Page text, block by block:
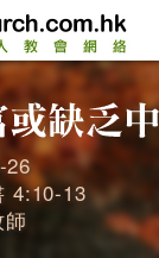
26
4:10-13